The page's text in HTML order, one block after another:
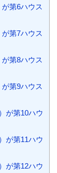
第6ハウス
第7ハウス
第8ハウス
第9ハウス
が第10ハウ
が第11ハウ
が第12ハウ